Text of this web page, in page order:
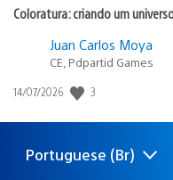
Coloratura: criando um
Juan Carlos Moya
CE, Pdpartid Games
Data
publicação:
14/07/2026 3
Selecione
Região
Portuguese (Br)